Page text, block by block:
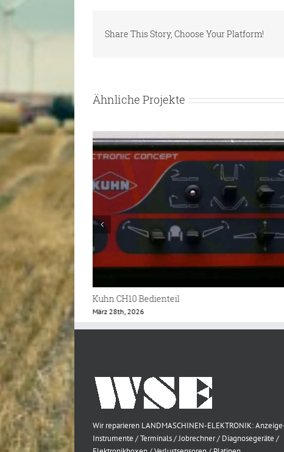
Share This Story, Choose Your Platform!
Ähnliche Projekte
Kuhn T75 Terminal
September 18th, 2025
Wir reparieren LANDMASCHINEN-ELEKTRONIK:
Instrumente / Terminals / Jobrechner / Diagnosegeräte /